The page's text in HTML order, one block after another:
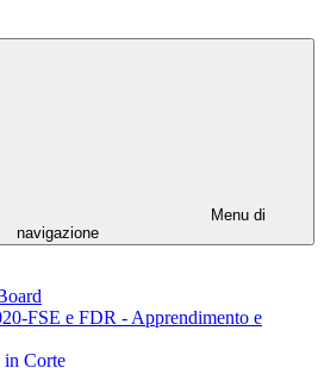
Menu di
navigazione
FSE e FDR - Apprendimento e
Corte